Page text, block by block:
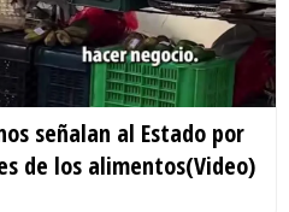
señalan al Estado por
de los alimentos(Video)